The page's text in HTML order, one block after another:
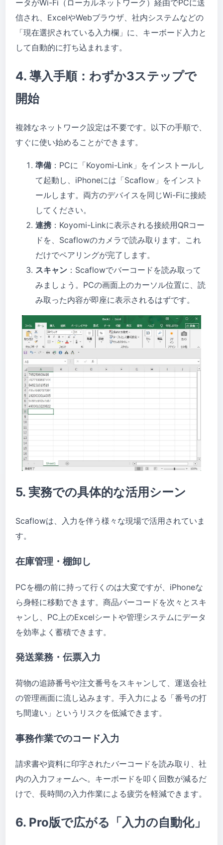
ータがWi-Fi（ローカルネットワーク）経由でPCに送
信され、ExcelやWebブラウザ、社内システムなどの
「現在選択されている入力欄」に、キーボード入力と
して自動的に打ち込まれます。
4. 導入手順：わずか3ステップで
開始
複雑なネットワーク設定は不要です。以下の手順で、
すぐに使い始めることができます。
準備 ：PCに「Koyomi-Link」をインストールし
て起動し、iPhoneには「Scaflow」をインスト
ールします。両方のデバイスを同じWi-Fiに接続
してください。
連携 ：Koyomi-Linkに表示される接続用QRコー
ドを、Scaflowのカメラで読み取ります。これ
だけでペアリングが完了します。
スキャン ：Scaflowでバーコードを読み取って
みましょう。PCの画面上のカーソル位置に、読
み取った内容が即座に表示されるはずです。
5. 実務での具体的な活用シーン
Scaflowは、入力を伴う様々な現場で活用されていま
す。
在庫管理・棚卸し
PCを棚の前に持って行くのは大変ですが、iPhoneな
ら身軽に移動できます。商品バーコードを次々とスキ
ャンし、PC上のExcelシートや管理システムにデータ
を効率よく蓄積できます。
発送業務・伝票入力
荷物の追跡番号や注文番号をスキャンして、運送会社
の管理画面に流し込みます。手入力による「番号の打
ち間違い」というリスクを低減できます。
事務作業でのコード入力
請求書や資料に印字されたバーコードを読み取り、社
内の入力フォームへ。キーボードを叩く回数が減るだ
けで、長時間の入力作業による疲労を軽減できます。
6. Pro版で広がる「入力の自動化」